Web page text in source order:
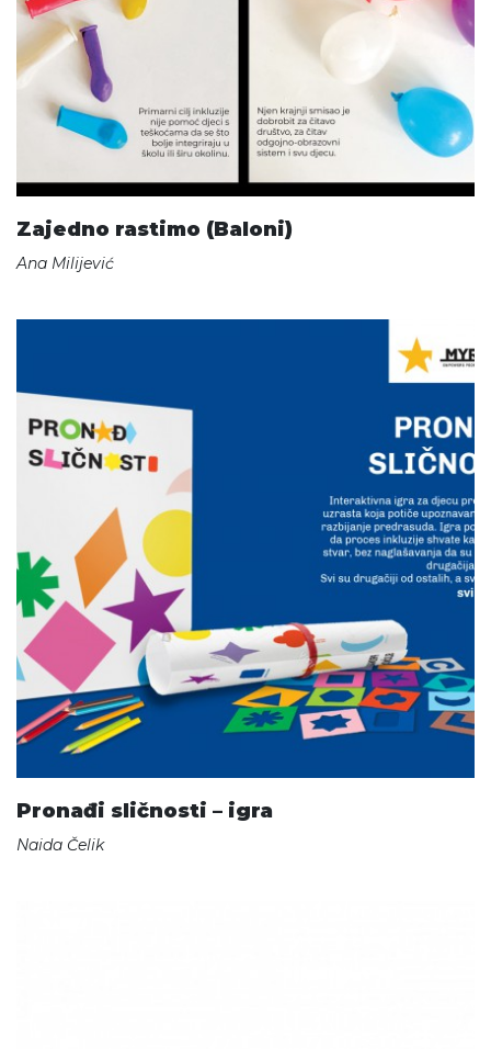
Zajedno rastimo (Baloni)
Ana Milijević
Pronađi sličnosti – igra
Naida Čelik